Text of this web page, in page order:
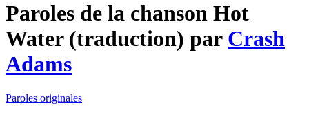
Paroles de la chanson Hot
Water (traduction) par Crash
Adams
Paroles originales